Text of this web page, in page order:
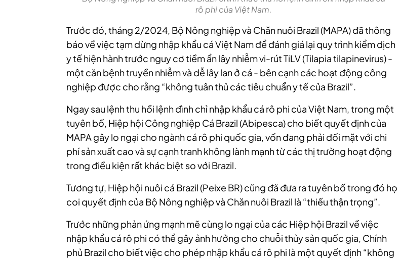
rô phi của Việt Nam.
Trước đó, tháng 2/2024, Bộ Nông nghiệp và Chăn nuôi Brazil (MAPA) đã thông
báo về việc tạm dừng nhập khẩu cá Việt Nam để đánh giá lại quy trình kiểm dịch
y tế hiện hành trước nguy cơ tiềm ẩn lây nhiễm vi-rút TiLV (Tilapia tilapinevirus) -
một căn bệnh truyền nhiễm và dễ lây lan ở cá - bên cạnh các hoạt động công
nghiệp được cho rằng “không tuân thủ các tiêu chuẩn y tế của Brazil”.
Ngay sau lệnh thu hồi lệnh đình chỉ nhập khẩu cá rô phi của Việt Nam, trong một
tuyên bố, Hiệp hội Công nghiệp Cá Brazil (Abipesca) cho biết quyết định của
MAPA gây lo ngại cho ngành cá rô phi quốc gia, vốn đang phải đối mặt với chi
phí sản xuất cao và sự cạnh tranh không lành mạnh từ các thị trường hoạt động
trong điều kiện rất khác biệt so với Brazil.
Tương tự, Hiệp hội nuôi cá Brazil (Peixe BR) cũng đã đưa ra tuyên bố trong đó họ
coi quyết định của Bộ Nông nghiệp và Chăn nuôi Brazil là “thiếu thận trọng”.
Trước những phản ứng mạnh mẽ cùng lo ngại của các Hiệp hội Brazil về việc
nhập khẩu cá rô phi có thể gây ảnh hưởng cho chuỗi thủy sản quốc gia, Chính
phủ Brazil cho biết việc cho phép nhập khẩu cá rô phi là một quyết định “không